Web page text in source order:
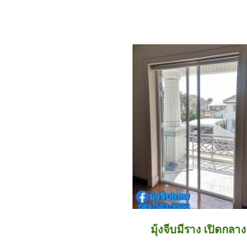
มุ้งจีบมีราง เปิดกลาง